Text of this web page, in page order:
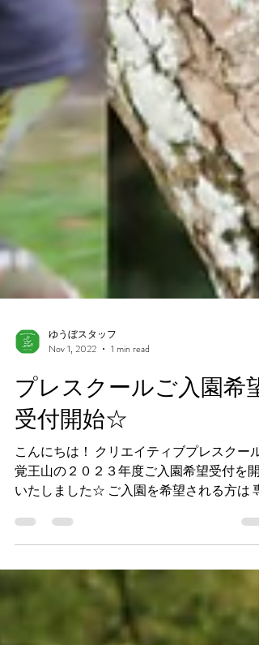
ゆうぼスタッフ
Nov 1, 2022
1 min read
プレスクールご入園希望
受付開始☆
こんにちは！ クリエイティブプレスクール
用フォームからお申込み下さい。
https://coubic.com/yuubo2020/566768 ◎来年
度ご入園対象となる年齢...